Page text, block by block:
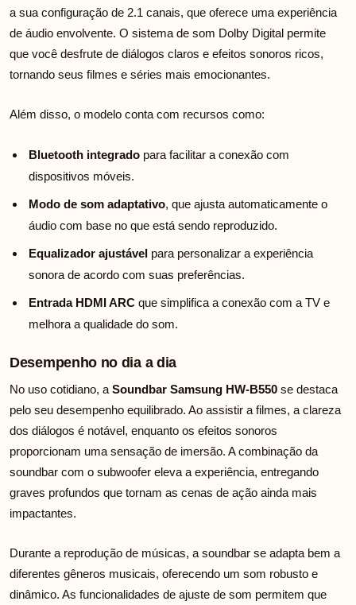
a sua configuração de 2.1 canais, que oferece uma experiência
de áudio envolvente. O sistema de som Dolby Digital permite
que você desfrute de diálogos claros e efeitos sonoros ricos,
tornando seus filmes e séries mais emocionantes.
Além disso, o modelo conta com recursos como:
Bluetooth integrado para facilitar a conexão com
dispositivos móveis.
Modo de som adaptativo, que ajusta automaticamente o
áudio com base no que está sendo reproduzido.
Equalizador ajustável para personalizar a experiência
sonora de acordo com suas preferências.
Entrada HDMI ARC que simplifica a conexão com a TV e
melhora a qualidade do som.
Desempenho no dia a dia
No uso cotidiano, a Soundbar Samsung HW-B550 se destaca
pelo seu desempenho equilibrado. Ao assistir a filmes, a clareza
dos diálogos é notável, enquanto os efeitos sonoros
proporcionam uma sensação de imersão. A combinação da
soundbar com o subwoofer eleva a experiência, entregando
graves profundos que tornam as cenas de ação ainda mais
impactantes.
Durante a reprodução de músicas, a soundbar se adapta bem a
diferentes gêneros musicais, oferecendo um som robusto e
dinâmico. As funcionalidades de ajuste de som permitem que